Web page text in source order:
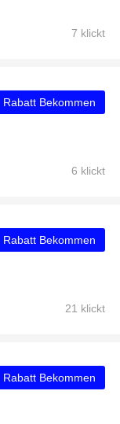
7 klickt
Rabatt Bekommen
6 klickt
Rabatt Bekommen
21 klickt
Rabatt Bekommen